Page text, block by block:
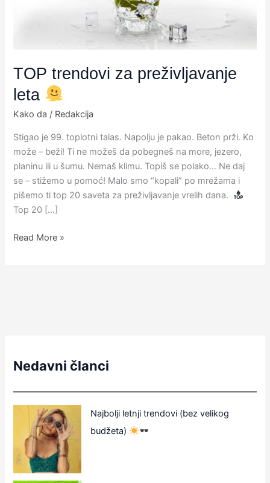
TOP trendovi za preživljavanje
leta
Kako da / Redakcija
Stigao je 99. toplotni talas. Napolju je pakao. Beton prži. Ko
može – beži! Ti ne možeš da pobegneš na more, jezero,
planinu ili u šumu. Nemaš klimu. Topiš se polako… Ne daj
se – stižemo u pomoć! Malo smo “kopali” po mrežama i
pišemo ti top 20 saveta za preživljavanje vrelih dana.
Top 20 […]
Read More »
Nedavni članci
Najbolji letnji trendovi (bez velikog
budžeta)